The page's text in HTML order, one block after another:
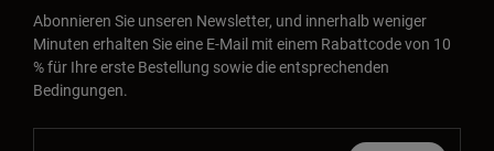
Abonnieren Sie unseren Newsletter, und innerhalb weniger
Minuten erhalten Sie eine E-Mail mit einem Rabattcode von 10
% für Ihre erste Bestellung sowie die entsprechenden
Bedingungen.